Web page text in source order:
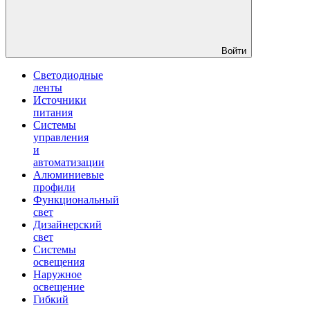
Войти
Светодиодные
ленты
Источники
питания
Системы
управления
и
автоматизации
Алюминиевые
профили
Функциональный
свет
Дизайнерский
свет
Системы
освещения
Наружное
освещение
Гибкий